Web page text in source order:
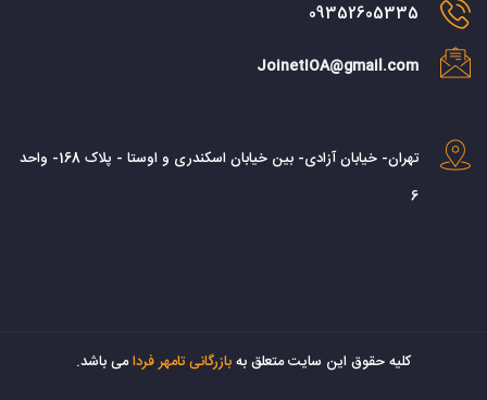
09352605335
JoinetIOA@gmail.com
تهران- خیابان آزادی- بین خیابان اسکندری و اوستا - پلاک 168- واحد
6
کليه حقوق اين سايت متعلق بهبازرگانی تامهر فردامی باشد.